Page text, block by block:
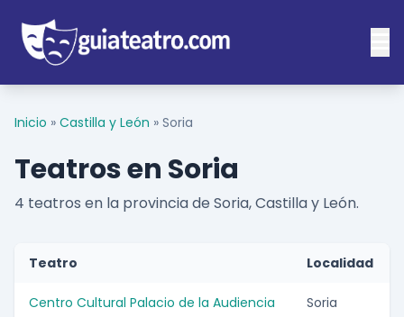
Inicio » Castilla y León » Soria
Teatros en Soria
4 teatros en la provincia de Soria, Castilla y León.
Teatro Localidad
Centro Cultural Palacio de la Audiencia Soria